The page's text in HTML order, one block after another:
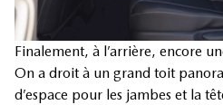
Finalement, à l’arrière, encore
On a droit à un grand toit
d’espace pour les jambes et la